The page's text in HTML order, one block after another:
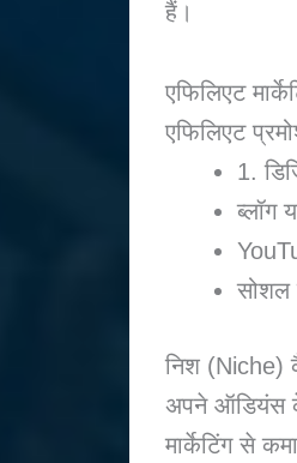
हैं।
एफिलिएट
एफिलिएट
1.
ब्लॉग
सोशल
निश
अपने ऑडियंस
मार्केटिंग से